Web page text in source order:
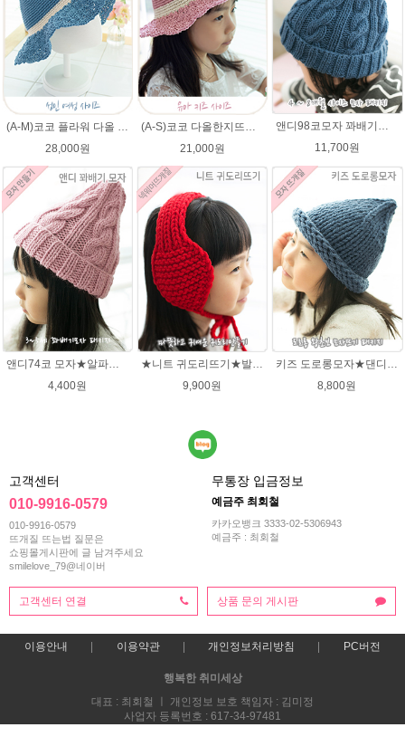
(A-M)코코 플라워 다올 한지 챙모자 패키지 코바늘모자 여름모자 뜨개질
28,000원
(A-S)코코 다올한지뜨개실 바캉스 코바늘 모자뜨기 뜨개질
21,000원
앤디98코모자 꽈배기★에이미울 98코앤디모자도안 + 뜨개실 2타래)
11,700원
앤디74코 모자★알파카폴로 뜨개실 모자뜨개질 손뜨개
4,400원
★니트 귀도리뜨기★발렌타인울 뜨개실 DIY 뜨개질
9,900원
키즈 도로롱모자★댄디울 모자뜨기(댄디울 2타래)
8,800원
고객센터
010-9916-0579
010-9916-0579
뜨개질 뜨는법 질문은
쇼핑몰게시판에 글 남겨주세요
smilelove_79@네이버
무통장 입금정보
예금주 최회철
카카오뱅크 3333-02-5306943
예금주 : 최회철
고객센터 연결 상품 문의 게시판
이용안내 이용약관 개인정보처리방침 PC버전
행복한 취미세상
대표 : 최회철 ㅣ 개인정보 보호 책임자 : 김미정
사업자 등록번호 : 617-34-97481